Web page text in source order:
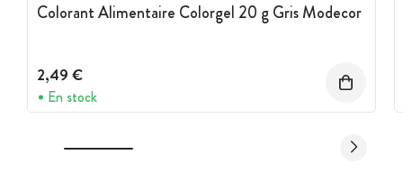
Colorant Alimentaire Colorgel 20 g Gris Modecor
2,49 €
En stock